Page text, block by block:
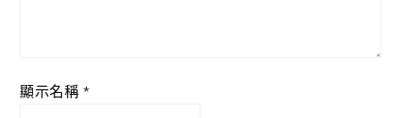
顯示名稱 *